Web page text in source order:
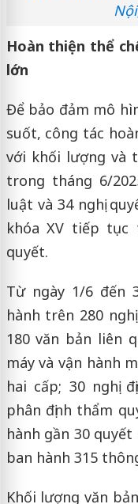
Hoàn thiện thể
lớn
Để bảo đảm mô
suốt, công tác
với khối lượng và
trong tháng 6/
luật và 34 nghị
khóa XV tiếp tục
quyết.
Từ ngày 1/6 đến
hành trên 280
180 văn bản liên
máy và vận hành
hai cấp; 30 nghị
phân định thẩm
hành gần 30
ban hành 315
Khối lượng văn